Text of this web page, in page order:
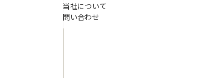
当社について
問い合わせ